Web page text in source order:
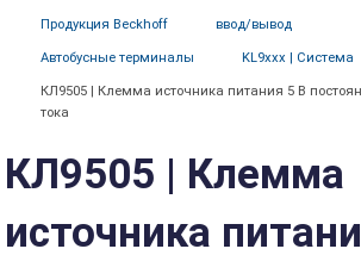
Продукция Beckhoff ввод/вывод
Автобусные терминалы KL9xxx | Система
КЛ9505 | Клемма источника питания 5 В
тока
КЛ9505 | Клемма
источника